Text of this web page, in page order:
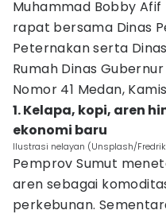
Muhammad Bobby
rapat bersama Dinas
Peternakan serta
Rumah Dinas
Nomor 41 Medan,
1. Kelapa, kopi, aren
ekonomi baru
Ilustrasi nelayan (Unsplash/
Pemprov Sumut
aren sebagai
perkebunan.